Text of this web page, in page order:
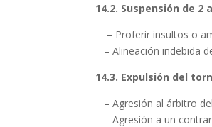
14.2. Suspensión de 2
– Proferir insultos o
– Alineación indebida
14.3. Expulsión del
– Agresión al árbitro
– Agresión a un